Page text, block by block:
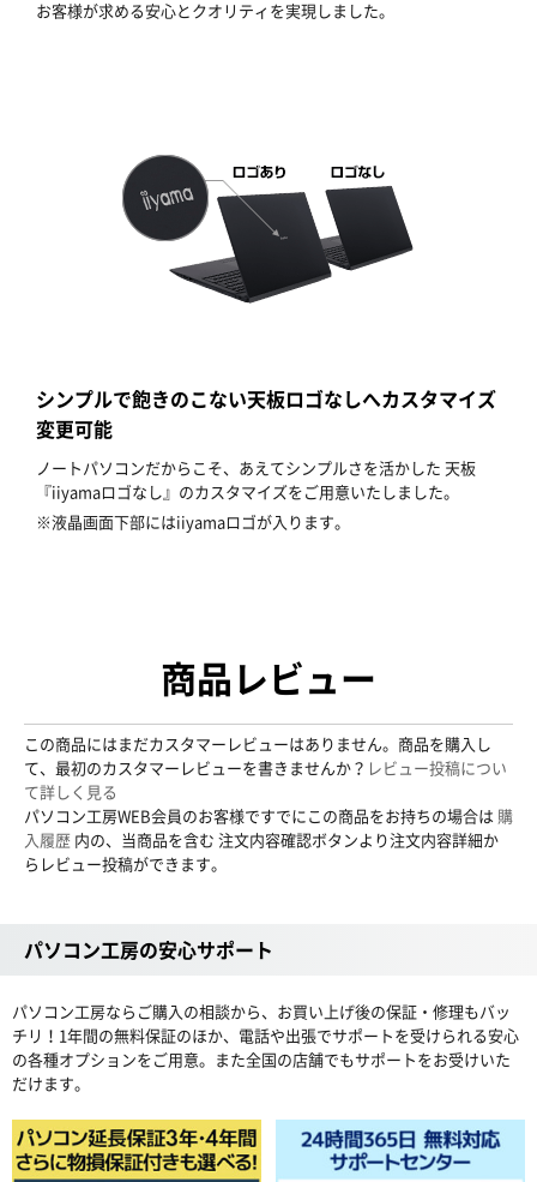
お客様が求める安心とクオリティを実現しました。
シンプルで飽きのこない天板ロゴなしへカスタマイズ
変更可能
ノートパソコンだからこそ、あえてシンプルさを活かした 天板
『iiyamaロゴなし』のカスタマイズをご用意いたしました。
※液晶画面下部にはiiyamaロゴが入ります。
商品レビュー
この商品にはまだカスタマーレビューはありません。商品を購入し
て、最初のカスタマーレビューを書きませんか？ レビュー投稿につい
て詳しく見る
パソコン工房WEB会員のお客様ですでにこの商品をお持ちの場合は 購
入履歴 内の、当商品を含む 注文内容確認ボタンより注文内容詳細か
らレビュー投稿ができます。
パソコン工房の安心サポート
パソコン工房ならご購入の相談から、お買い上げ後の保証・修理もバッ
チリ！1年間の無料保証のほか、電話や出張でサポートを受けられる安心
の各種オプションをご用意。また全国の店舗でもサポートをお受けいた
だけます。